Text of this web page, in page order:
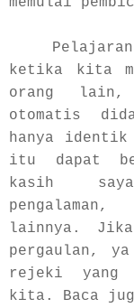
ketika kita
orang
otomatis
hanya identik
itu dapat
kasih
lainnya.
pergaulan,
rejeki yang
kita. Baca